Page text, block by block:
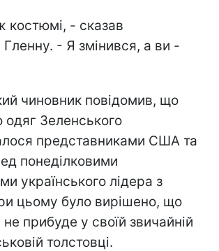
костюмі, - сказав
- Я змінився, а ви -
чиновник повідомив, що
одяг Зеленського
представниками США та
понеділковими
українського лідера з
цьому було вирішено, що
прибуде у своїй звичайній
толстовці.